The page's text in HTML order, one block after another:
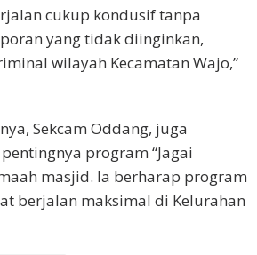
cukup kondusif tanpa
yang tidak diinginkan,
wilayah Kecamatan Wajo,”
Sekcam Oddang, juga
program “Jagai
masjid. Ia berharap program
berjalan maksimal di Kelurahan